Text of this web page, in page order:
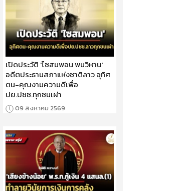
เปิดประวัติ 'ไซสมพอน พมวิหาน'
อดีตประธานสภาแห่งชาติลาว อุทิศ
ตน-คุณงามความดีเพื่อ
ปย.ปชช.ทุกชนเผ่า
09 สิงหาคม 2569